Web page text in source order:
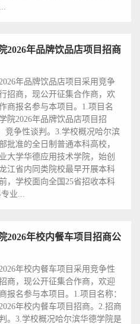
2026年品牌饮品店项目招商
年品牌饮品店项目采用竞争
招商，现公开征集合作商，欢
商报名参与本项目。1.项目名
院2026年品牌饮品店项目招
竞争性谈判。3.学校概况哈尔滨
批准的全日制普通本科高校，
大学华德应用技术学院，始创
江省内同类院校最早开展本科
，学校面向全国25省招收本科
业...
2026年校内餐车项目招商公
年校内餐车项目采用竞争性
商，现公开征集合作商，欢迎
报名参与本项目。1.项目名称：
年校内餐车项目招商。2.招商
。3.学校概况哈尔滨华德学院是